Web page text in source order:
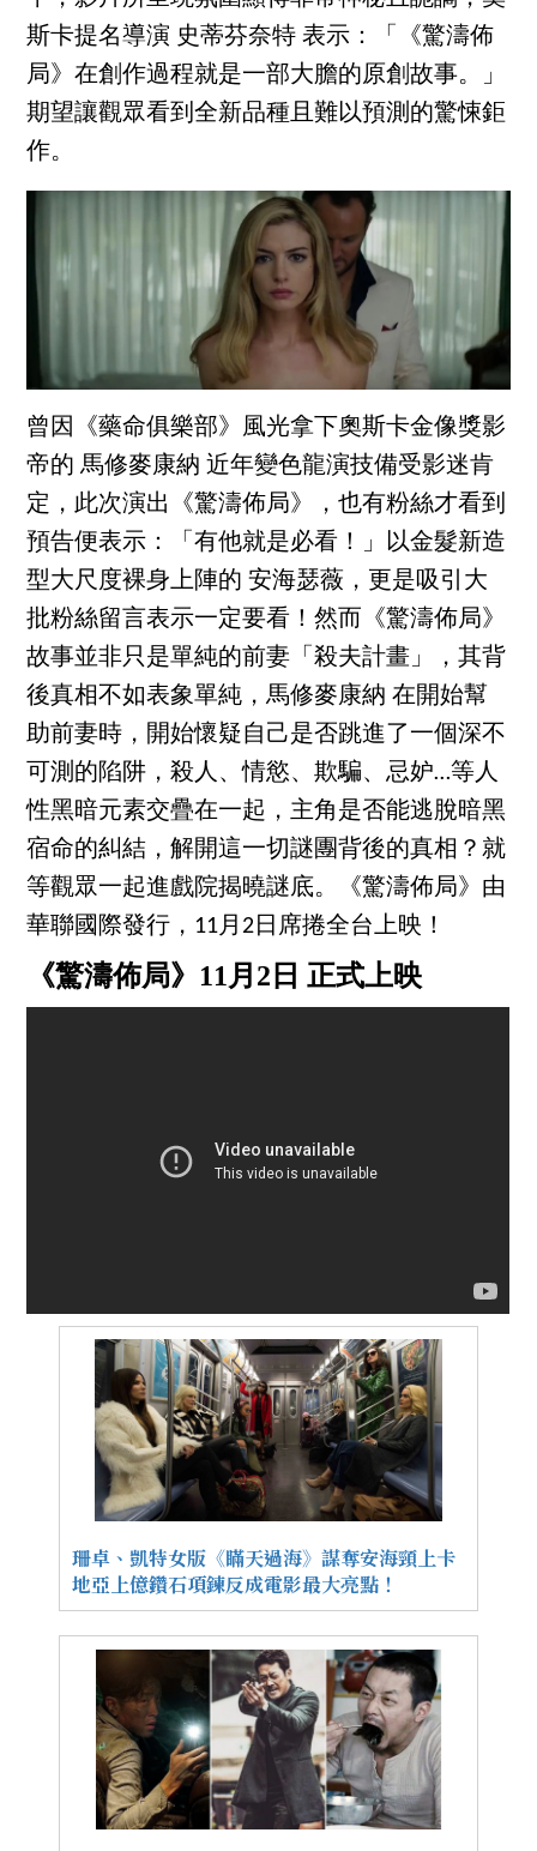
斯卡提名導演 史蒂芬奈特 表示：「《驚濤佈
局》在創作過程就是一部大膽的原創故事。」
期望讓觀眾看到全新品種且難以預測的驚悚鉅
作。
曾因《藥命俱樂部》風光拿下奧斯卡金像獎影
帝的 馬修麥康納 近年變色龍演技備受影迷肯
定，此次演出《驚濤佈局》，也有粉絲才看到
預告便表示：「有他就是必看！」以金髮新造
型大尺度裸身上陣的 安海瑟薇，更是吸引大
批粉絲留言表示一定要看！然而《驚濤佈局》
故事並非只是單純的前妻「殺夫計畫」，其背
後真相不如表象單純，馬修麥康納 在開始幫
助前妻時，開始懷疑自己是否跳進了一個深不
可測的陷阱，殺人、情慾、欺騙、忌妒…等人
性黑暗元素交疊在一起，主角是否能逃脫暗黑
宿命的糾結，解開這一切謎團背後的真相？就
等觀眾一起進戲院揭曉謎底。《驚濤佈局》由
華聯國際發行，11月2日席捲全台上映！
《驚濤佈局》11月2日 正式上映
珊卓、凱特女版《瞞天過海》謀奪安海頸上卡
地亞上億鑽石項鍊反成電影最大亮點！